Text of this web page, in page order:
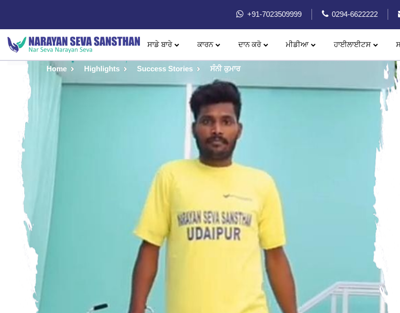
+91-7023509999 0294-6622222
ਸਾਡੇ ਬਾਰੇ ਕਾਰਨ ਦਾਨ ਕਰੋ ਮੀਡੀਆ ਹਾਈਲਾਈਟਸ
Home Highlights Success Stories ਸੰਨੀ ਕੁਮਾਰ